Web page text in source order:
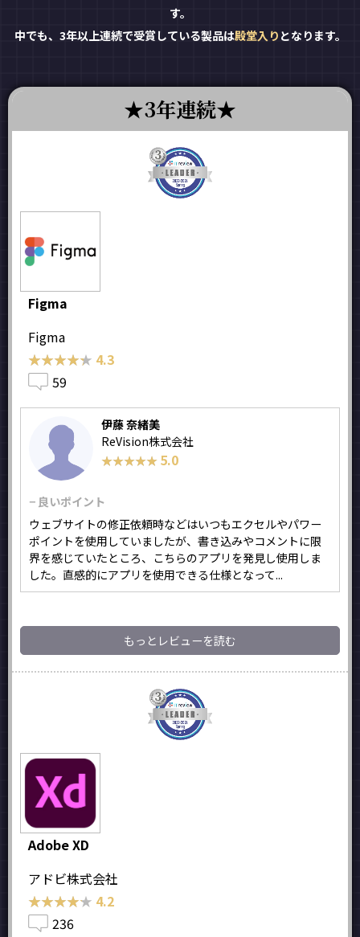
す。
中でも、3年以上連続で受賞している製品は殿堂入り となります。
3年連続
Figma
Figma
★★★★★
★★★★★ 4.3
59
伊藤 奈緒美
ReVision株式会社
★★★★★
★★★★★ 5.0
− 良いポイント
ウェブサイトの修正依頼時などはいつもエクセルやパワー
ポイントを使用していましたが、書き込みやコメントに限
界を感じていたところ、こちらのアプリを発見し使用しま
した。直感的にアプリを使用できる仕様となって...
もっとレビューを読む
Adobe XD
アドビ株式会社
★★★★★
★★★★★ 4.2
236